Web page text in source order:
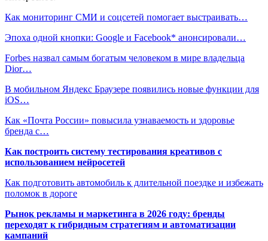
Как мониторинг СМИ и соцсетей помогает выстраивать…
Эпоха одной кнопки: Google и Facebook* анонсировали…
Forbes назвал самым богатым человеком в мире владельца
Dior…
В мобильном Яндекс Браузере появились новые функции для
iOS…
Как «Почта России» повысила узнаваемость и здоровье
бренда с…
Как построить систему тестирования креативов с
использованием нейросетей
Как подготовить автомобиль к длительной поездке и избежать
поломок в дороге
Рынок рекламы и маркетинга в 2026 году: бренды
переходят к гибридным стратегиям и автоматизации
кампаний